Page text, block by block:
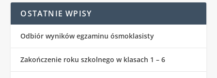
OSTATNIE WPISY
Odbiór wyników egzaminu ósmoklasisty
Zakończenie roku szkolnego w klasach 1 – 6